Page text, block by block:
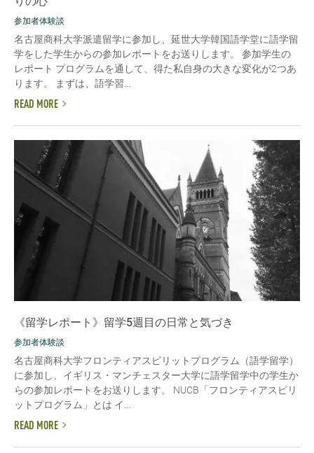
参加者体験談
名古屋商科大学派遣留学に参加し、延世大学韓国語学堂に語学留
学をした学生からの参加レポートをお送りします。 参加学生の
レポート プログラムを通して、得た私自身の大きな変化が2つあ
ります。 まずは、語学習...
READ MORE
《留学レポート》留学5週目の日常と気づき
参加者体験談
名古屋商科大学フロンティアスピリットプログラム（語学留学）
に参加し、イギリス・マンチェスター大学に語学留学中の学生か
らの参加レポートをお送りします。 NUCB「フロンティアスピリ
ットプログラム」とは イ...
READ MORE